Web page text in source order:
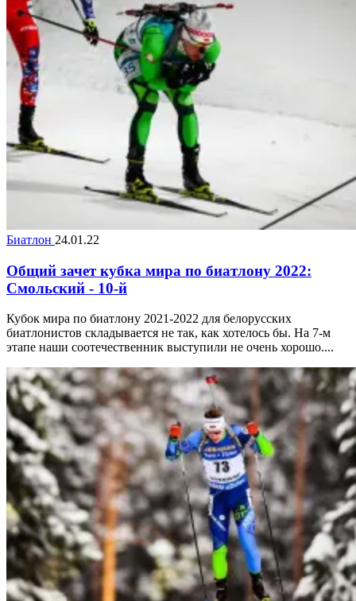
Биатлон 24.01.22
Общий зачет кубка мира по биатлону 2022:
Смольский - 10-й
Кубок мира по биатлону 2021-2022 для белорусских
биатлонистов складывается не так, как хотелось бы. На 7-м
этапе наши соотечественник выступили не очень хорошо....